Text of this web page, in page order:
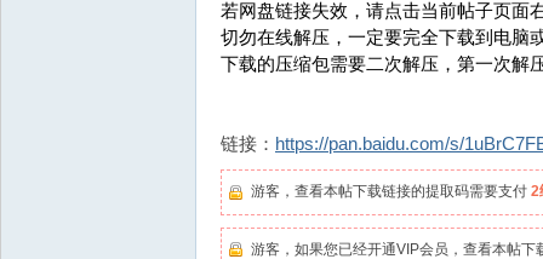
若网盘链接失效，请点击当前帖子页面
切勿在线解压，一定要完全下载到电脑
下载的压缩包需要二次解压，第一次解
链接： https://pan.baidu.com/s/
游客，查看本帖下载链接的提取码需要支付 2
游客，如果您已经开通VIP会员，查看本帖下